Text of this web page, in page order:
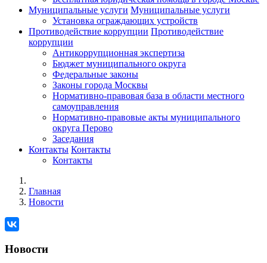
Муниципальные услуги Муниципальные услуги
Установка ограждающих устройств
Противодействие коррупции Противодействие
коррупции
Антикоррупционная экспертиза
Бюджет муниципального округа
Федеральные законы
Законы города Москвы
Нормативно-правовая база в области местного
самоуправления
Нормативно-правовые акты муниципального
округа Перово
Заседания
Контакты Контакты
Контакты
Главная
Новости
Новости